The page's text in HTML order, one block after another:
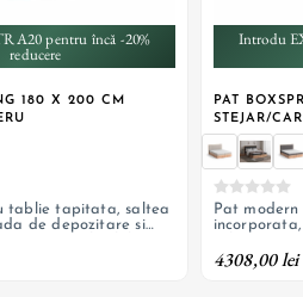
pentru încă -20%
reducere
180 X 200 CM
+ 1
tablie tapitata, saltea
de depozitare si
Introdu
PAT
STEJAR/
Pat
4308,00 lei